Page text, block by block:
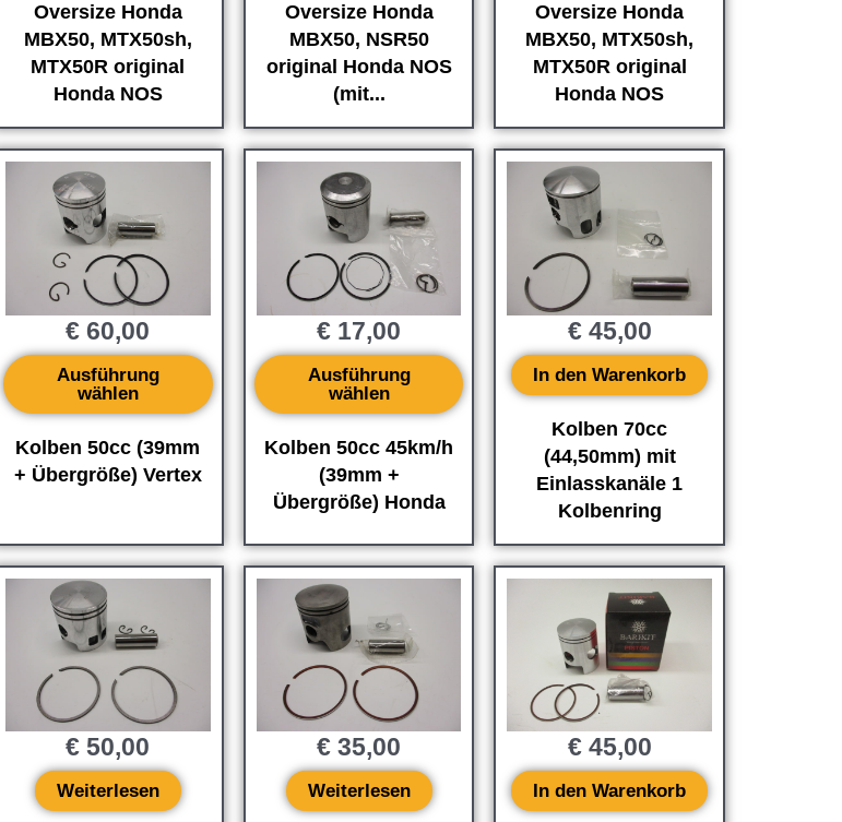
Oversize Honda
MBX50, MTX50sh,
MTX50R original
Honda NOS
Oversize Honda
MBX50, NSR50
original Honda NOS
(mit...
Oversize Honda
MBX50, MTX50sh,
MTX50R original
Honda NOS
Kolben 50cc (39mm
+ Übergröße) Vertex
€ 60,00
Ausführung
wählen
Kolben 50cc 45km/h
(39mm +
Übergröße) Honda
€ 17,00
Ausführung
wählen
Kolben 70cc
(44,50mm) mit
Einlasskanäle 1
Kolbenring
€45,00
In den Warenkorb
€ 50,00
Weiterlesen
€ 35,00
Weiterlesen
€45,00
In den Warenkorb